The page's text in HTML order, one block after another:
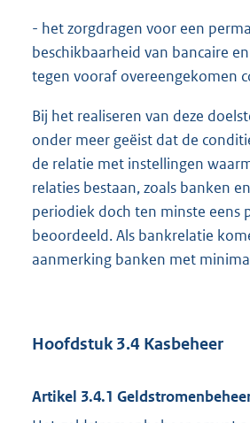
- het zorgdragen voor een
beschikbaarheid van bancaire
tegen vooraf overeengekomen
Bij het realiseren van deze
onder meer geëist dat de
de relatie met instellingen
relaties bestaan, zoals banken
periodiek doch ten minste eens
beoordeeld. Als bankrelatie
aanmerking banken met
Hoofdstuk 3.4 Kasbeheer
Artikel 3.4.1